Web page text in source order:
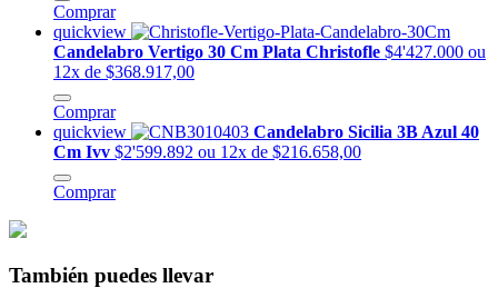
Comprar
quickview
Candelabro Vertigo 30 Cm Plata Christofle $4'427.000 ou
12x de $368.917,00
Comprar
quickview
Candelabro Sicilia 3B Azul 40
Cm Ivv $2'599.892 ou 12x de $216.658,00
Comprar
También puedes llevar